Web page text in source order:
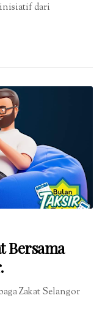
dari
Bersama
Zakat Selangor